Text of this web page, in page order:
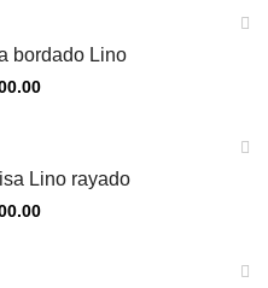
bordado Lino
Lino rayado